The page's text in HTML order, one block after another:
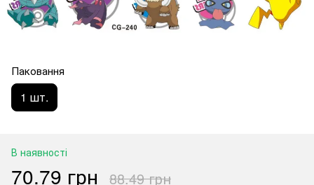
Паковання
1 шт.
В наявності
70.79 грн 88.49 грн